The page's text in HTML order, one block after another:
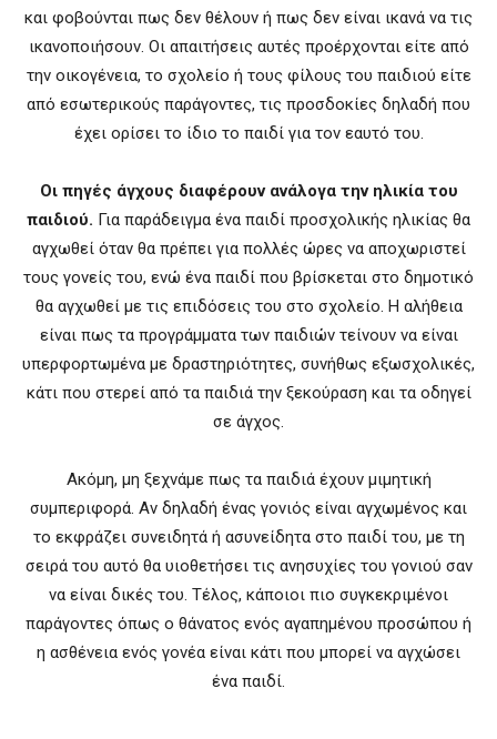
και φοβούνται πως δεν θέλουν ή πως δεν είναι ικανά να τις
ικανοποιήσουν. Οι απαιτήσεις αυτές προέρχονται είτε από
την οικογένεια, το σχολείο ή τους φίλους του παιδιού είτε
από εσωτερικούς παράγοντες, τις προσδοκίες δηλαδή που
έχει ορίσει το ίδιο το παιδί για τον εαυτό του.
Οι πηγές άγχους διαφέρουν ανάλογα την ηλικία του
παιδιού. Για παράδειγμα ένα παιδί προσχολικής ηλικίας θα
αγχωθεί όταν θα πρέπει για πολλές ώρες να αποχωριστεί
τους γονείς του, ενώ ένα παιδί που βρίσκεται στο δημοτικό
θα αγχωθεί με τις επιδόσεις του στο σχολείο. Η αλήθεια
είναι πως τα προγράμματα των παιδιών τείνουν να είναι
υπερφορτωμένα με δραστηριότητες, συνήθως εξωσχολικές,
κάτι που στερεί από τα παιδιά την ξεκούραση και τα οδηγεί
σε άγχος.
Ακόμη, μη ξεχνάμε πως τα παιδιά έχουν μιμητική
συμπεριφορά. Αν δηλαδή ένας γονιός είναι αγχωμένος και
το εκφράζει συνειδητά ή ασυνείδητα στο παιδί του, με τη
σειρά του αυτό θα υιοθετήσει τις ανησυχίες του γονιού σαν
να είναι δικές του. Τέλος, κάποιοι πιο συγκεκριμένοι
παράγοντες όπως ο θάνατος ενός αγαπημένου προσώπου ή
η ασθένεια ενός γονέα είναι κάτι που μπορεί να αγχώσει
ένα παιδί.